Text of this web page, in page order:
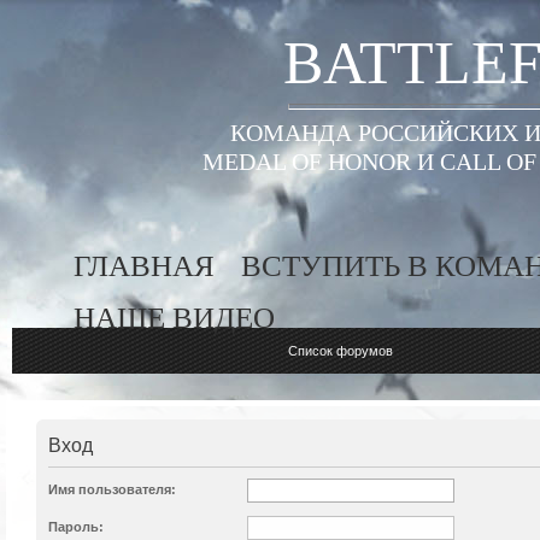
КОМАНДА РОССИЙСКИХ
MEDAL OF HONOR И
ГЛАВНАЯ
ВСТУПИТЬ В
НАШЕ ВИДЕО
Список форумов
Вход
Имя пользователя:
Пароль: